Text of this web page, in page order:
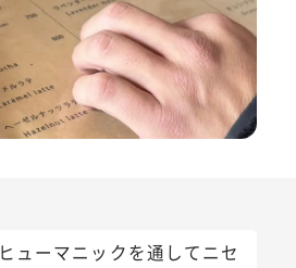
ヒューマニックを通してニセ